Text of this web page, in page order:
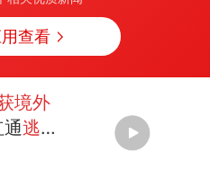
查看
境外
通逃犯